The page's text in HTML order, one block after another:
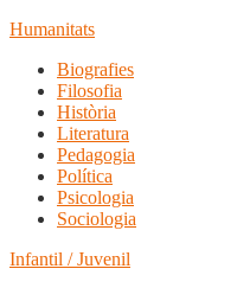
Humanitats
Biografies
Filosofia
Història
Literatura
Pedagogia
Política
Psicologia
Sociologia
Infantil / Juvenil